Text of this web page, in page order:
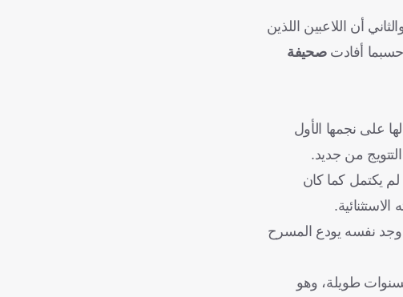
أن اللاعبين اللذين
حسبما أفادتصحيفة
على نجمها الأول
لم يكتمل كما كان
وجد نفسه يودع المسرح
طويلة، وهو